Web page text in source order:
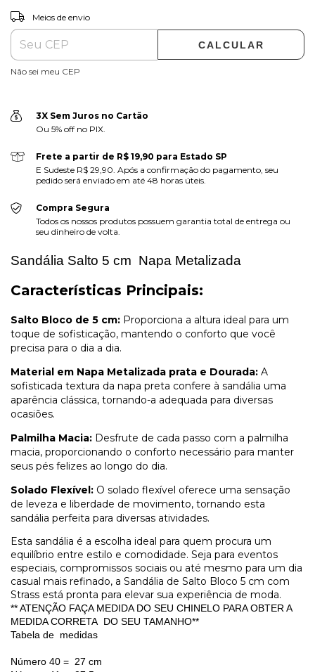
Entregas para o CEP:
Meios de envio
CALCULAR
Não sei meu CEP
3X Sem Juros no Cartão
Ou 5% off no PIX.
Frete a partir de R$ 19,90 para Estado SP
E Sudeste R$ 29,90. Após a confirmação do pagamento, seu
pedido será enviado em até 48 horas úteis.
Compra Segura
Todos os nossos produtos possuem garantia total de entrega ou
seu dinheiro de volta.
Sandália Salto 5 cm Napa Metalizada
Características Principais:
Salto Bloco de 5 cm: Proporciona a altura ideal para um
toque de sofisticação, mantendo o conforto que você
precisa para o dia a dia.
Material em Napa Metalizada prata e Dourada: A
sofisticada textura da napa preta confere à sandália uma
aparência clássica, tornando-a adequada para diversas
ocasiões.
Palmilha Macia: Desfrute de cada passo com a palmilha
macia, proporcionando o conforto necessário para manter
seus pés felizes ao longo do dia.
Solado Flexível: O solado flexível oferece uma sensação
de leveza e liberdade de movimento, tornando esta
sandália perfeita para diversas atividades.
Esta sandália é a escolha ideal para quem procura um
equilíbrio entre estilo e comodidade. Seja para eventos
especiais, compromissos sociais ou até mesmo para um dia
casual mais refinado, a Sandália de Salto Bloco 5 cm com
Strass está pronta para elevar sua experiência de moda.
** ATENÇÃO FAÇA MEDIDA DO SEU CHINELO PARA OBTER A
MEDIDA CORRETA DO SEU TAMANHO**
Tabela de medidas
Número 40 = 27 cm